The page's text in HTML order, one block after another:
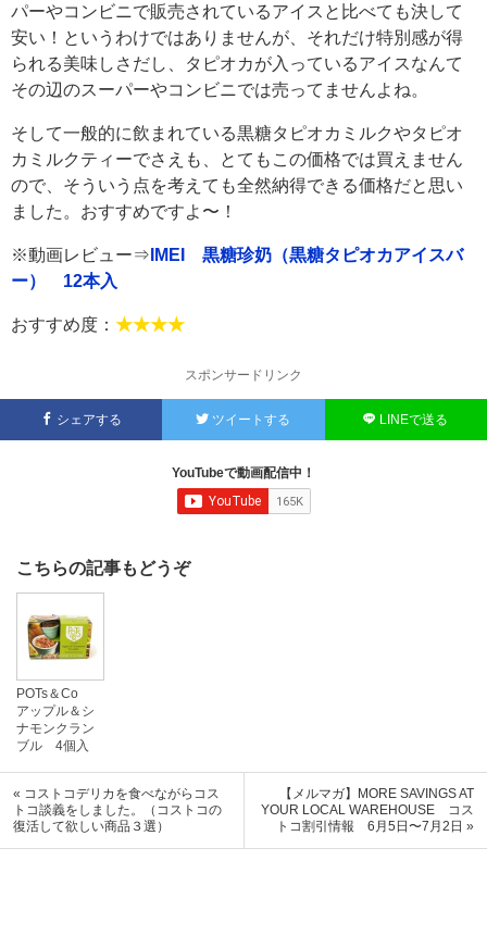
パーやコンビニで販売されているアイスと比べても決して
安い！というわけではありませんが、それだけ特別感が得
られる美味しさだし、タピオカが入っているアイスなんて
その辺のスーパーやコンビニでは売ってませんよね。
そして一般的に飲まれている黒糖タピオカミルクやタピオ
カミルクティーでさえも、とてもこの価格では買えません
ので、そういう点を考えても全然納得できる価格だと思い
ました。おすすめですよ〜！
※動画レビュー⇒ IMEI 黒糖珍奶（黒糖タピオカアイスバ
ー） 12本入
おすすめ度： ★★★★
スポンサードリンク
シェアする ツイートする LINEで送る
YouTubeで動画配信中！
こちらの記事もどうぞ
POTs＆Co
アップル＆シ
ナモンクラン
ブル 4個入
« コストコデリカを食べながらコス
トコ談義をしました。（コストコの
復活して欲しい商品３選）
【メルマガ】MORE SAVINGS AT
YOUR LOCAL WAREHOUSE コス
トコ割引情報 6月5日〜7月2日 »